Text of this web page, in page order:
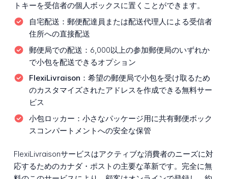
トキーを受信者の個人ボックスに置くことができます。
自宅配送： 郵便配達員または配送代理人による受信者
住所への直接配送
郵便局での配送： 6,000以上の参加郵便局のいずれか
で小包を配送できるオプション
FlexiLivraison： 希望の郵便局で小包を受け取るため
のカスタマイズされたアドレスを作成できる無料サー
ビス
小包ロッカー： 小さなパッケージ用に共有郵便ボック
スコンパートメントへの安全な保管
FlexiLivraisonサービスはアクティブな消費者のニーズに対
応するためのカナダ・ポストの主要な革新です。完全に無